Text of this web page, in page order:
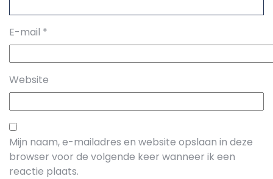
E-mail *
Website
Mijn naam, e-mailadres en website opslaan in deze
browser voor de volgende keer wanneer ik een
reactie plaats.